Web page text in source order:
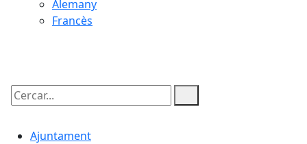
Alemany
Francès
Cercar:
Ajuntament